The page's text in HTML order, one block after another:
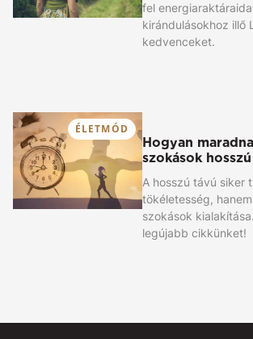
fel
kirándulásokhoz illő
kedvenceket.
ÉLETMÓD
Hogyan
szokások
A hosszú távú siker
tökéletesség,
szokások
legújabb cikkünket!